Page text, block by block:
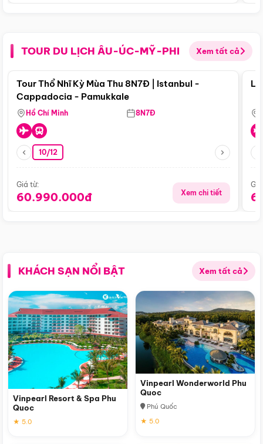
TOUR DU LỊCH ÂU-ÚC-MỸ-PHI Xem tất cả
Điểm nổi bật
Tour Thổ Nhĩ Kỳ Mùa Thu 8N7Đ | Istanbul -
Cappadocia - Pamukkale
Hồ Chí Minh 8N7Đ
10/12
Giá từ:
60.990.000đ Xem chi tiết
KHÁCH SẠN NỔI BẬT Xem tất cả
Vinpearl Resort & Spa Phu
Quoc
★ 5.0
Vinpearl Wonderworld Phu
Quoc
Phú Quốc
★ 5.0